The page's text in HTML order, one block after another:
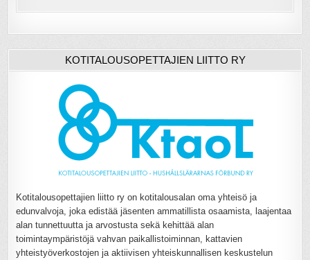
KOTITALOUSOPETTAJIEN LIITTO RY
Kotitalousopettajien liitto ry on kotitalousalan oma yhteisö ja
edunvalvoja, joka edistää jäsenten ammatillista osaamista, laajentaa
alan tunnettuutta ja arvostusta sekä kehittää alan
toimintaympäristöjä vahvan paikallistoiminnan, kattavien
yhteistyöverkostojen ja aktiivisen yhteiskunnallisen keskustelun